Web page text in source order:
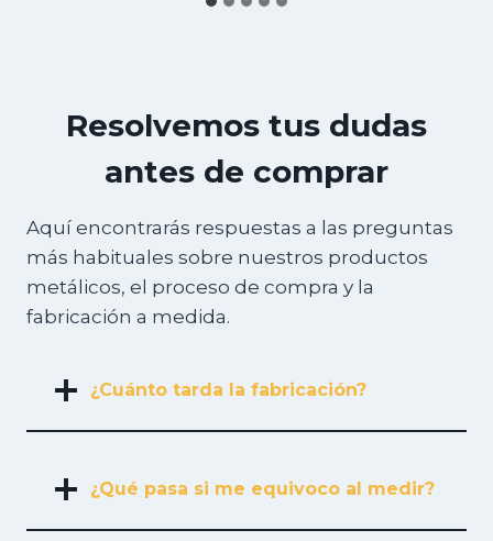
Resolvemos tus dudas
antes de comprar
Aquí encontrarás respuestas a las preguntas
más habituales sobre nuestros productos
metálicos, el proceso de compra y la
fabricación a medida.
¿Cuánto tarda la fabricación?
¿Qué pasa si me equivoco al medir?